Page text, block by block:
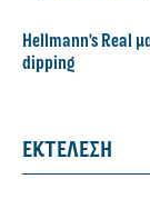
Hellmann's Real
dipping
ΕΚΤΕΛΕΣΗ